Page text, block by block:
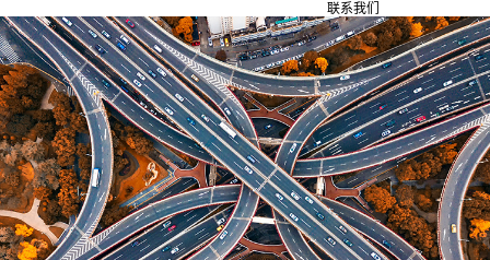
联系我们